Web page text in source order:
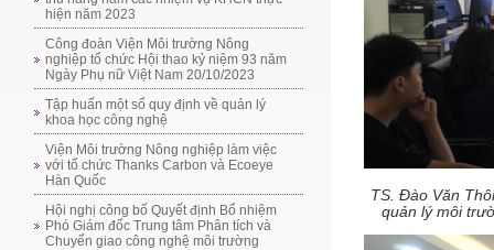
hiện năm 2023
Công đoàn Viện Môi trường Nông
nghiệp tổ chức Hội thao kỷ niệm 93 năm
Ngày Phụ nữ Việt Nam 20/10/2023
Tập huấn một số quy định về quản lý
khoa học công nghệ
Viện Môi trường Nông nghiệp làm việc
với tổ chức Thanks Carbon và Ecoeye
Hàn Quốc
Hội nghị công bố Quyết định Bổ nhiệm
Phó Giám đốc Trung tâm Phân tích và
Chuyển giao công nghệ môi trường
TS. Đào Văn
quản lý môi